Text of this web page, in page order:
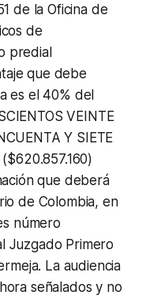
de la Oficina de
de
predial
que debe
es el 40% del
VEINTE
Y SIETE
que deberá
de Colombia, en
número
Juzgado Primero
La audiencia
señalados y no